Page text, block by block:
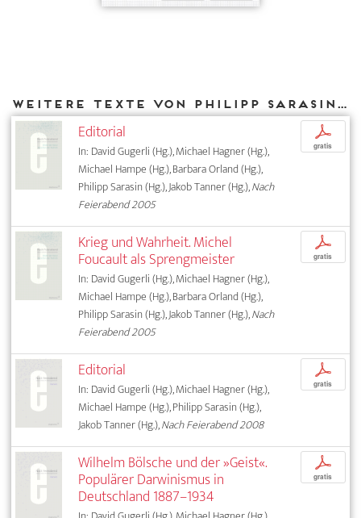
Weitere Texte von Philipp Sarasin bei DIAPHANES
Editorial
In: David Gugerli (Hg.), Michael Hagner (Hg.),
Michael Hampe (Hg.), Barbara Orland (Hg.),
Philipp Sarasin (Hg.), Jakob Tanner (Hg.),Nach
Feierabend 2005
p
gratis
Krieg und Wahrheit. Michel
Foucault als Sprengmeister
In: David Gugerli (Hg.), Michael Hagner (Hg.),
Michael Hampe (Hg.), Barbara Orland (Hg.),
Philipp Sarasin (Hg.), Jakob Tanner (Hg.),Nach
Feierabend 2005
p
gratis
Editorial
In: David Gugerli (Hg.), Michael Hagner (Hg.),
Michael Hampe (Hg.), Philipp Sarasin (Hg.),
Jakob Tanner (Hg.),Nach Feierabend 2008
p
gratis
Wilhelm Bölsche und der »Geist«.
Populärer Darwinismus in
Deutschland 1887–1934
p
gratis